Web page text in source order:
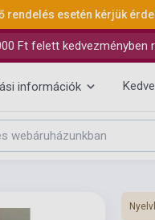
rendelés esetén kérjük
Ft felett
információk